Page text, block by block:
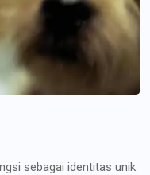
sebagai identitas unik